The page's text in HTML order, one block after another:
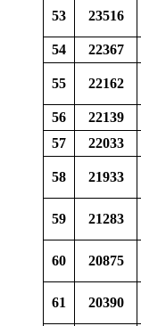
53 23516
54
22367
55 22162
56
22139
57
22033
58 21933
59 21283
60 20875
61 20390